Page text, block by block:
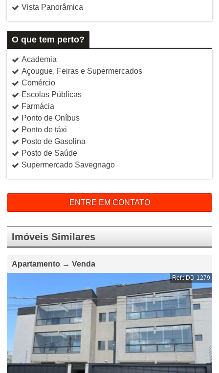
Vista Panorâmica
O que tem perto?
Academia
Açougue, Feiras e Supermercados
Comércio
Escolas Públicas
Farmácia
Ponto de Oníbus
Ponto de táxi
Posto de Gasolina
Posto de Saúde
Supermercado Savegnago
ENTRE EM CONTATO
Imóveis Similares
Apartamento → Venda
Ref.: DD-1279